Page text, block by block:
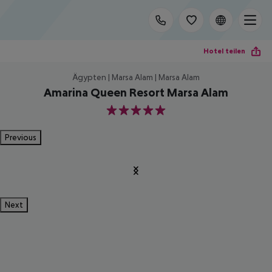
Hotel teilen
Ägypten | Marsa Alam | Marsa Alam
Amarina Queen Resort Marsa Alam
5
Previous
Next